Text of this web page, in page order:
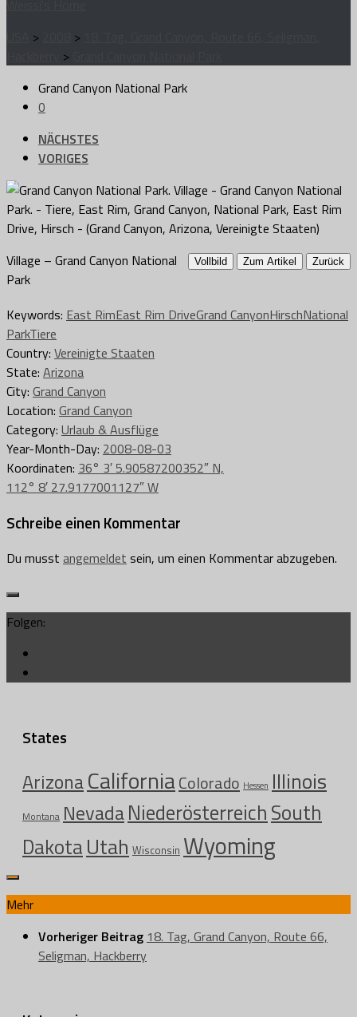
> >
>
Grand Canyon National Park
0
NÄCHSTES
VORIGES
Vollbild Zum Artikel Zurück
Village – Grand Canyon National
Park
Keywords: East RimEast Rim DriveGrand CanyonHirschNational
ParkTiere
Country: Vereinigte Staaten
State: Arizona
City: Grand Canyon
Location: Grand Canyon
Category: Urlaub & Ausflüge
Year-Month-Day: 2008-08-03
Koordinaten: 36° 3′ 5.90587200352″ N,
112° 8′ 27.9177001127″ W
Schreibe einen Kommentar
Du musst angemeldet sein, um einen Kommentar abzugeben.
Folgen:
States
ArizonaCaliforniaColorado Hessen Illinois
Montana NevadaNiederösterreichSouth
DakotaUtah Wisconsin Wyoming
Mehr
Vorheriger Beitrag 18. Tag, Grand Canyon, Route 66,
Seligman, Hackberry